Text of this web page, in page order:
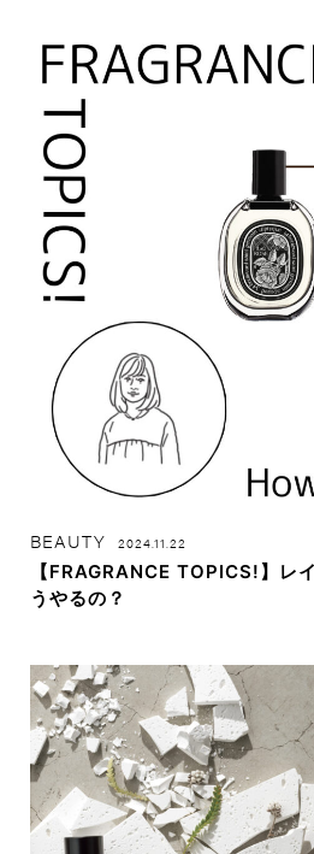
BEAUTY 2024.11.22
【FRAGRANCE TOPICS!】レ
うやるの？